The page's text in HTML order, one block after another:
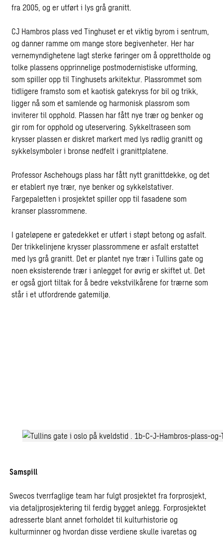
fra 2005, og er utført i lys grå granitt.
CJ Hambros plass ved Tinghuset er et viktig byrom i sentrum,
og danner ramme om mange store begivenheter. Her har
vernemyndighetene lagt sterke føringer om å opprettholde og
tolke plassens opprinnelige postmodernistiske utforming,
som spiller opp til Tinghusets arkitektur. Plassrommet som
tidligere framsto som et kaotisk gatekryss for bil og trikk,
ligger nå som et samlende og harmonisk plassrom som
inviterer til opphold. Plassen har fått nye trær og benker og
gir rom for opphold og uteservering. Sykkeltraseen som
krysser plassen er diskret markert med lys rødlig granitt og
sykkelsymboler i bronse nedfelt i granittplatene.
Professor Aschehougs plass har fått nytt granittdekke, og det
er etablert nye trær, nye benker og sykkelstativer.
Fargepaletten i prosjektet spiller opp til fasadene som
kranser plassrommene.
I gateløpene er gatedekket er utført i støpt betong og asfalt.
Der trikkelinjene krysser plassrommene er asfalt erstattet
med lys grå granitt. Det er plantet nye trær i Tullins gate og
noen eksisterende trær i anlegget for øvrig er skiftet ut. Det
er også gjort tiltak for å bedre vekstvilkårene for trærne som
står i et utfordrende gatemiljø.
Samspill
Swecos tverrfaglige team har fulgt prosjektet fra forprosjekt,
via detaljprosjektering til ferdig bygget anlegg. Forprosjektet
adresserte blant annet forholdet til kulturhistorie og
kulturminner og hvordan disse verdiene skulle ivaretas og